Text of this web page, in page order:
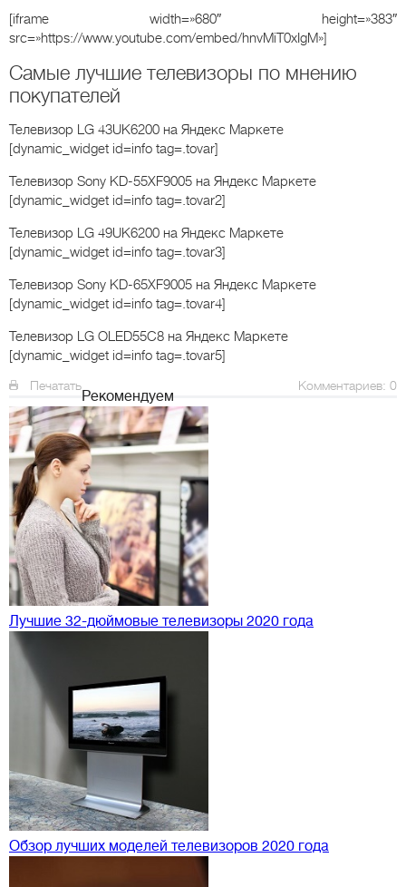
[iframe width=»680″ height=»383″
src=»https://www.youtube.com/embed/hnvMiT0xIgM»]
Самые лучшие телевизоры по мнению
покупателей
Телевизор LG 43UK6200 на Яндекс Маркете
[dynamic_widget id=info tag=.tovar]
Телевизор Sony KD-55XF9005 на Яндекс Маркете
[dynamic_widget id=info tag=.tovar2]
Телевизор LG 49UK6200 на Яндекс Маркете
[dynamic_widget id=info tag=.tovar3]
Телевизор Sony KD-65XF9005 на Яндекс Маркете
[dynamic_widget id=info tag=.tovar4]
Телевизор LG OLED55C8 на Яндекс Маркете
[dynamic_widget id=info tag=.tovar5]
Печатать Комментариев: 0
Рекомендуем
Лучшие 32-дюймовые телевизоры 2020 года
Обзор лучших моделей телевизоров 2020 года